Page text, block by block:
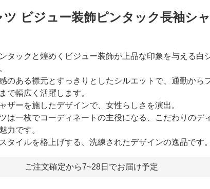
ツ ビジュー装飾ピンタック長袖シャ
タックと煌めくビジュー装飾が上品な印象を与える白
のある襟元とすっきりとしたシルエットで、通勤から
で幅広く活躍します。
ザーを施したデザインで、女性らしさを演出。
は一枚でコーディネートの主役になる、こだわりのデ
力です。
タイルを格上げする、洗練されたデザインの逸品です。
ご注文確定から7~28日でお届け予定